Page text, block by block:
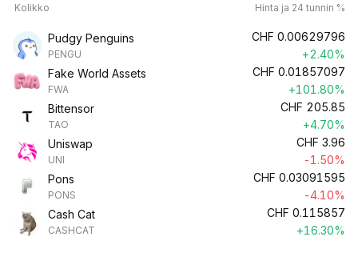
Kolikko Hinta ja 24 tunnin %
Pudgy Penguins
PENGU
CHF 0.00629796
+2.40%
Fake World Assets
FWA
CHF 0.01857097
+101.80%
Bittensor
TAO
CHF 205.85
+4.70%
Uniswap
UNI
CHF 3.96
-1.50%
Pons
PONS
CHF 0.03091595
-4.10%
Cash Cat
CASHCAT
CHF 0.115857
+16.30%